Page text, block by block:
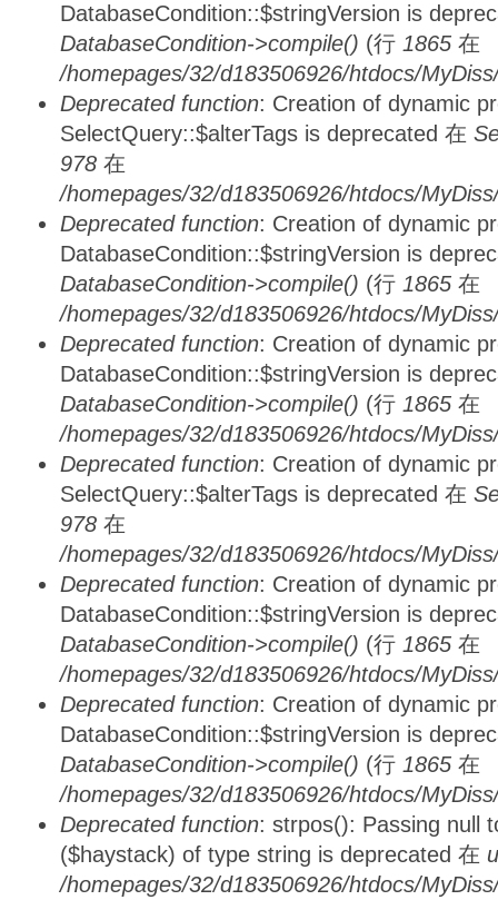
DatabaseCondition::$stringVersion is
DatabaseCondition->compile() (行 1865 在
/homepages/32/d183506926/htdocs/
Deprecated function: Creation of dynamic
SelectQuery::$alterTags is deprecated 在
978 在
/homepages/32/d183506926/htdocs/
Deprecated function: Creation of dynamic
DatabaseCondition::$stringVersion is
DatabaseCondition->compile() (行 1865 在
/homepages/32/d183506926/htdocs/
Deprecated function: Creation of dynamic
DatabaseCondition::$stringVersion is
DatabaseCondition->compile() (行 1865 在
/homepages/32/d183506926/htdocs/
Deprecated function: Creation of dynamic
SelectQuery::$alterTags is deprecated 在
978 在
/homepages/32/d183506926/htdocs/
Deprecated function: Creation of dynamic
DatabaseCondition::$stringVersion is
DatabaseCondition->compile() (行 1865 在
/homepages/32/d183506926/htdocs/
Deprecated function: Creation of dynamic
DatabaseCondition::$stringVersion is
DatabaseCondition->compile() (行 1865 在
/homepages/32/d183506926/htdocs/
Deprecated function: strpos(): Passing null
($haystack) of type string is deprecated 在
/homepages/32/d183506926/htdocs/